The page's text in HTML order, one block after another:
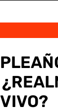
VIVO?